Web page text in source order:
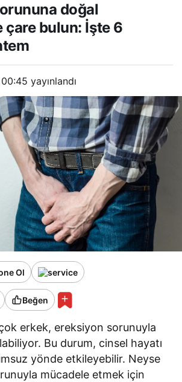
6 anahtar yöntem
doğal
bulun: İşte 6
yayınlandı
Ol
Beğen
erkek, ereksiyon sorunuyla
Bu durum, cinsel hayatı
yönde etkileyebilir. Neyse
mücadele etmek için